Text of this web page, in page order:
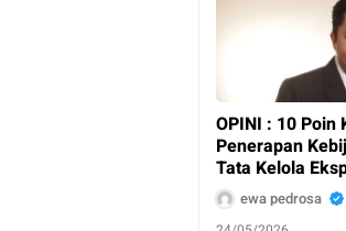
OPINI : 10 Poin
Penerapan
Tata Kelola
Sumber Daya
Strategis
ewa pedrosa